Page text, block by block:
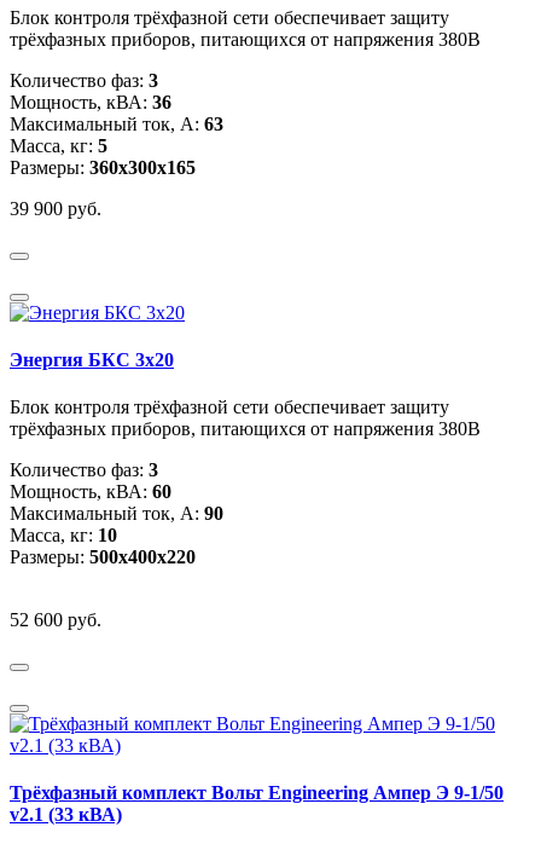
Блок контроля трёхфазной сети обеспечивает защиту
трёхфазных приборов, питающихся от напряжения 380В
Количество фаз: 3
Мощность, кВА: 36
Максимальный ток, А: 63
Масса, кг: 5
Размеры: 360х300х165
39 900 руб.
Энергия БКС 3x20
Блок контроля трёхфазной сети обеспечивает защиту
трёхфазных приборов, питающихся от напряжения 380В
Количество фаз: 3
Мощность, кВА: 60
Максимальный ток, А: 90
Масса, кг: 10
Размеры: 500х400х220
52 600 руб.
Трёхфазный комплект Вольт Engineering Ампер Э 9-1/50
v2.1 (33 кВА)